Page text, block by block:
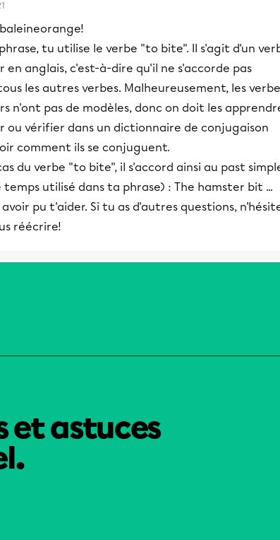
tu utilise le verbe "to bite". Il s'agit d'un
en anglais, c'est-à-dire qu'il ne s'accorde pas
les autres verbes. Malheureusement, les
n'ont pas de modèles, donc on doit les
ou vérifier dans un dictionnaire de conjugaison
comment ils se conjuguent.
du verbe "to bite", il s'accord ainsi au past
temps utilisé dans ta phrase) : The hamster bit ...
pu t'aider. Si tu as d'autres questions,
réécrire!
et astuces